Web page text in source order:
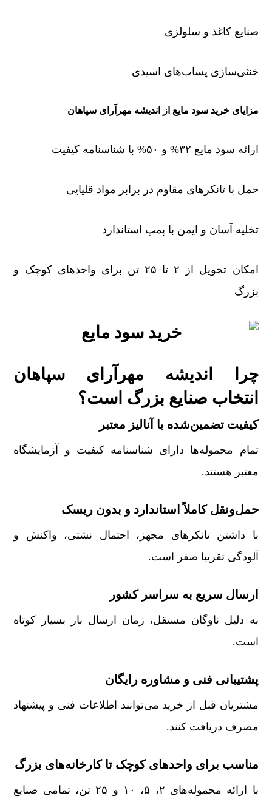
صنایع کاغذ و سلولزی
خنثی‌سازی پساب‌های اسیدی
مزایای خرید سود مایع از اندیشه مهرآرای سپاهان
ارائه سود مایع ۳۲% و ۵۰% با شناسنامه کیفیت
حمل با تانکرهای مقاوم در برابر مواد قلیایی
تخلیه آسان و ایمن با پمپ استاندارد
امکان تحویل از ۲ تا ۲۵ تن برای واحدهای کوچک و
بزرگ
چرا اندیشه مهرآرای سپاهان
انتخاب صنایع بزرگ است؟
کیفیت تضمین‌شده با آنالیز معتبر
تمام محموله‌ها دارای شناسنامه کیفیت و آزمایشگاه
معتبر هستند.
حمل‌ونقل کاملاً استاندارد و بدون ریسک
با داشتن تانکرهای مجهز، احتمال نشتی، واکنش و
آلودگی تقریبا صفر است.
ارسال سریع به سراسر کشور
به دلیل ناوگان مستقل، زمان ارسال بار بسیار کوتاه
است.
پشتیبانی فنی و مشاوره رایگان
مشتریان قبل از خرید می‌توانند اطلاعات فنی و پیشنهاد
مصرف دریافت کنند.
مناسب برای واحدهای کوچک تا کارخانه‌های بزرگ
با ارائه محموله‌های ۲، ۵، ۱۰ و ۲۵ تن، تمامی صنایع